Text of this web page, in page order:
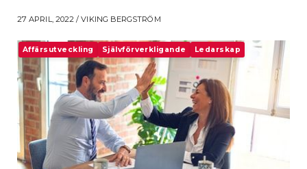
27 APRIL, 2022 / VIKING BERGSTRÖM
Affärsutveckling Självförverkligande Ledarskap